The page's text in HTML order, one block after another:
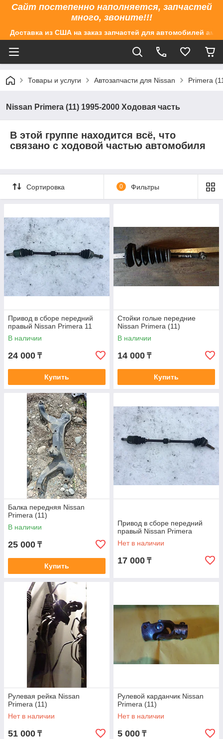
Сайт постепенно наполняется, запчастей
много, звоните!!!
Доставка из США на заказ запчастей для автомобилей
Товары и услуги Автозапчасти для Nissan Primera
Nissan Primera (11) 1995-2000 Ходовая часть
В этой группе находится всё, что
связано с ходовой частью автомобиля
Сортировка 0 Фильтры
Привод в сборе передний
правый Nissan Primera 11
В наличии
24 000 ₸
Купить
Стойки голые передние
Nissan Primera (11)
В наличии
14 000 ₸
Купить
Балка передняя Nissan
Primera (11)
В наличии
25 000 ₸
Купить
Привод в сборе передний
правый Nissan Primera
Нет в наличии
17 000 ₸
Рулевая рейка Nissan
Primera (11)
Нет в наличии
51 000 ₸
Рулевой карданчик Nissan
Primera (11)
Нет в наличии
5 000 ₸